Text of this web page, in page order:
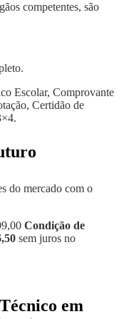
competentes, são
Escolar, Comprovante
Certidão de
do mercado com o
Condição de
sem juros no
em